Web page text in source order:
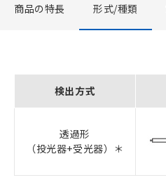
商品の特長 形式/種類
検出方式
透過形
（投光器+受光器）＊